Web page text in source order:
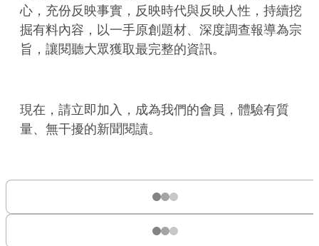
心，充份反映事實，反映時代與反映人性，持續挖
掘有料內容，以一手原創題材、深度調查報導為宗
旨，讓閱聽大眾獲取最完整的資訊。
現在，請立即加入，成為我們的會員，體驗有質
量、無干擾的新聞閱讀。